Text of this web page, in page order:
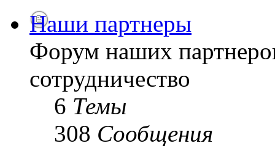
Наши партнеры
Форум наших
сотрудничество
6 Темы
308 Сообщения